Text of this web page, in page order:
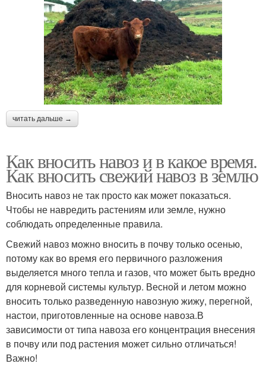
читать дальше →
Как вносить навоз и в какое время.
Как вносить свежий навоз в землю
Вносить навоз не так просто как может показаться.
Чтобы не навредить растениям или земле, нужно
соблюдать определенные правила.
Свежий навоз можно вносить в почву только осенью,
потому как во время его первичного разложения
выделяется много тепла и газов, что может быть вредно
для корневой системы культур. Весной и летом можно
вносить только разведенную навозную жижу, перегной,
настои, приготовленные на основе навоза.В
зависимости от типа навоза его концентрация внесения
в почву или под растения может сильно отличаться!
Важно!